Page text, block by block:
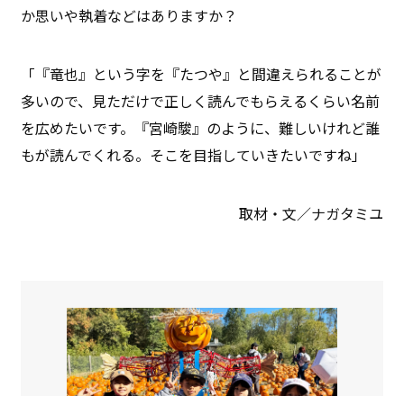
か思いや執着などはありますか？
「『竜也』という字を『たつや』と間違えられることが
多いので、見ただけで正しく読んでもらえるくらい名前
を広めたいです。『宮崎駿』のように、難しいけれど誰
もが読んでくれる。そこを目指していきたいですね」
取材・文／ナガタミユ